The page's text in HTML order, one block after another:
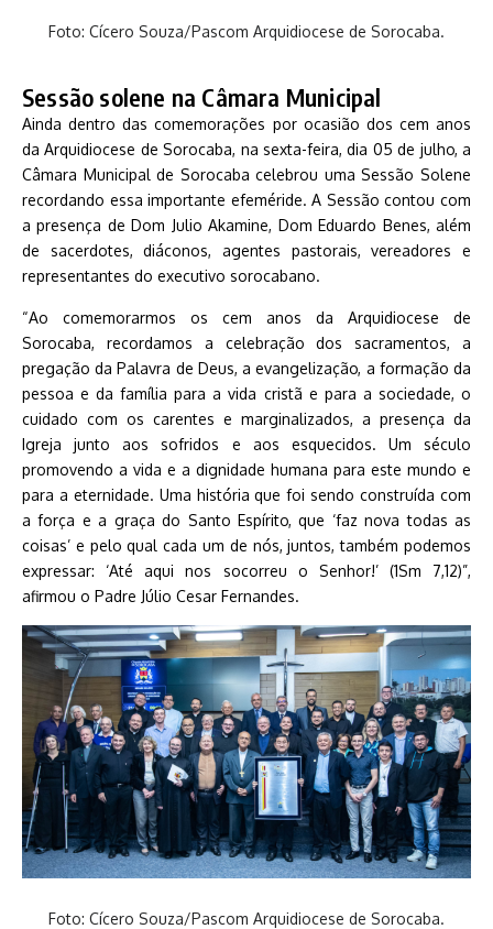
Foto: Cícero Souza/Pascom Arquidiocese de Sorocaba.
Sessão solene na Câmara Municipal
Ainda dentro das comemorações por ocasião dos cem anos
da Arquidiocese de Sorocaba, na sexta-feira, dia 05 de julho, a
Câmara Municipal de Sorocaba celebrou uma Sessão Solene
recordando essa importante efeméride. A Sessão contou com
a presença de Dom Julio Akamine, Dom Eduardo Benes, além
de sacerdotes, diáconos, agentes pastorais, vereadores e
representantes do executivo sorocabano.
“Ao comemorarmos os cem anos da Arquidiocese de
Sorocaba, recordamos a celebração dos sacramentos, a
pregação da Palavra de Deus, a evangelização, a formação da
pessoa e da família para a vida cristã e para a sociedade, o
cuidado com os carentes e marginalizados, a presença da
Igreja junto aos sofridos e aos esquecidos. Um século
promovendo a vida e a dignidade humana para este mundo e
para a eternidade. Uma história que foi sendo construída com
a força e a graça do Santo Espírito, que ‘faz nova todas as
coisas’ e pelo qual cada um de nós, juntos, também podemos
expressar: ‘Até aqui nos socorreu o Senhor!’ (1Sm 7,12)”,
afirmou o Padre Júlio Cesar Fernandes.
Foto: Cícero Souza/Pascom Arquidiocese de Sorocaba.